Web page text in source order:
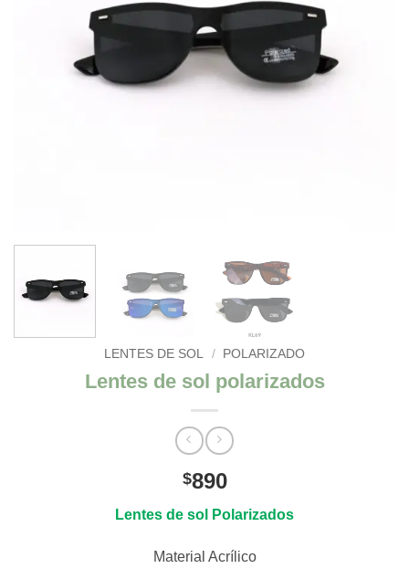
LENTES DE SOL / POLARIZADO
Lentes de sol polarizados
$890
Lentes de sol Polarizados
Material Acrílico